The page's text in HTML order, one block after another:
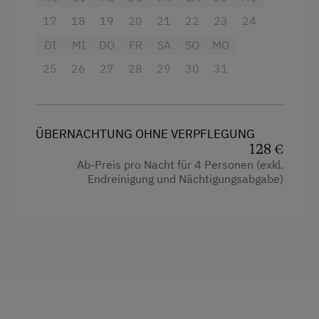
17
18
19
20
21
22
23
24
DI
25
MI
26
DO
27
FR
28
SA
29
SO
30
MO
31
ÜBERNACHTUNG OHNE VERPFLEGUNG
128 €
Ab-Preis pro Nacht für 4 Personen (exkl.
Endreinigung und Nächtigungsabgabe)